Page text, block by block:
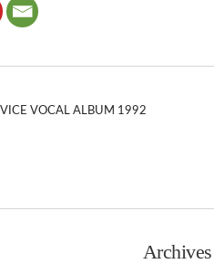
VOCAL ALBUM 1992
Archives